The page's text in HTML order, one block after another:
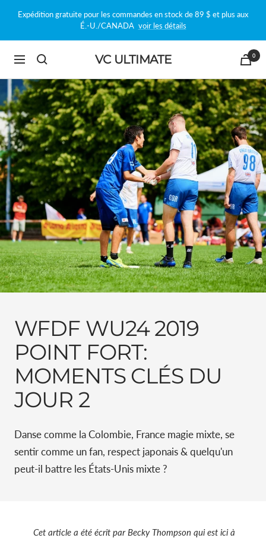
Expédition gratuite pour les commandes en stock de 89 $ et plus aux
É.-U./CANADA voir les détails
Navigation VC ULTIMATE 0
WFDF WU24 2019
POINT FORT:
MOMENTS CLÉS DU
JOUR 2
Danse comme la Colombie, France magie mixte, se
sentir comme un fan, respect japonais & quelqu'un
peut-il battre les États-Unis mixte ?
Cet article a été écrit par Becky Thompson qui est ici à